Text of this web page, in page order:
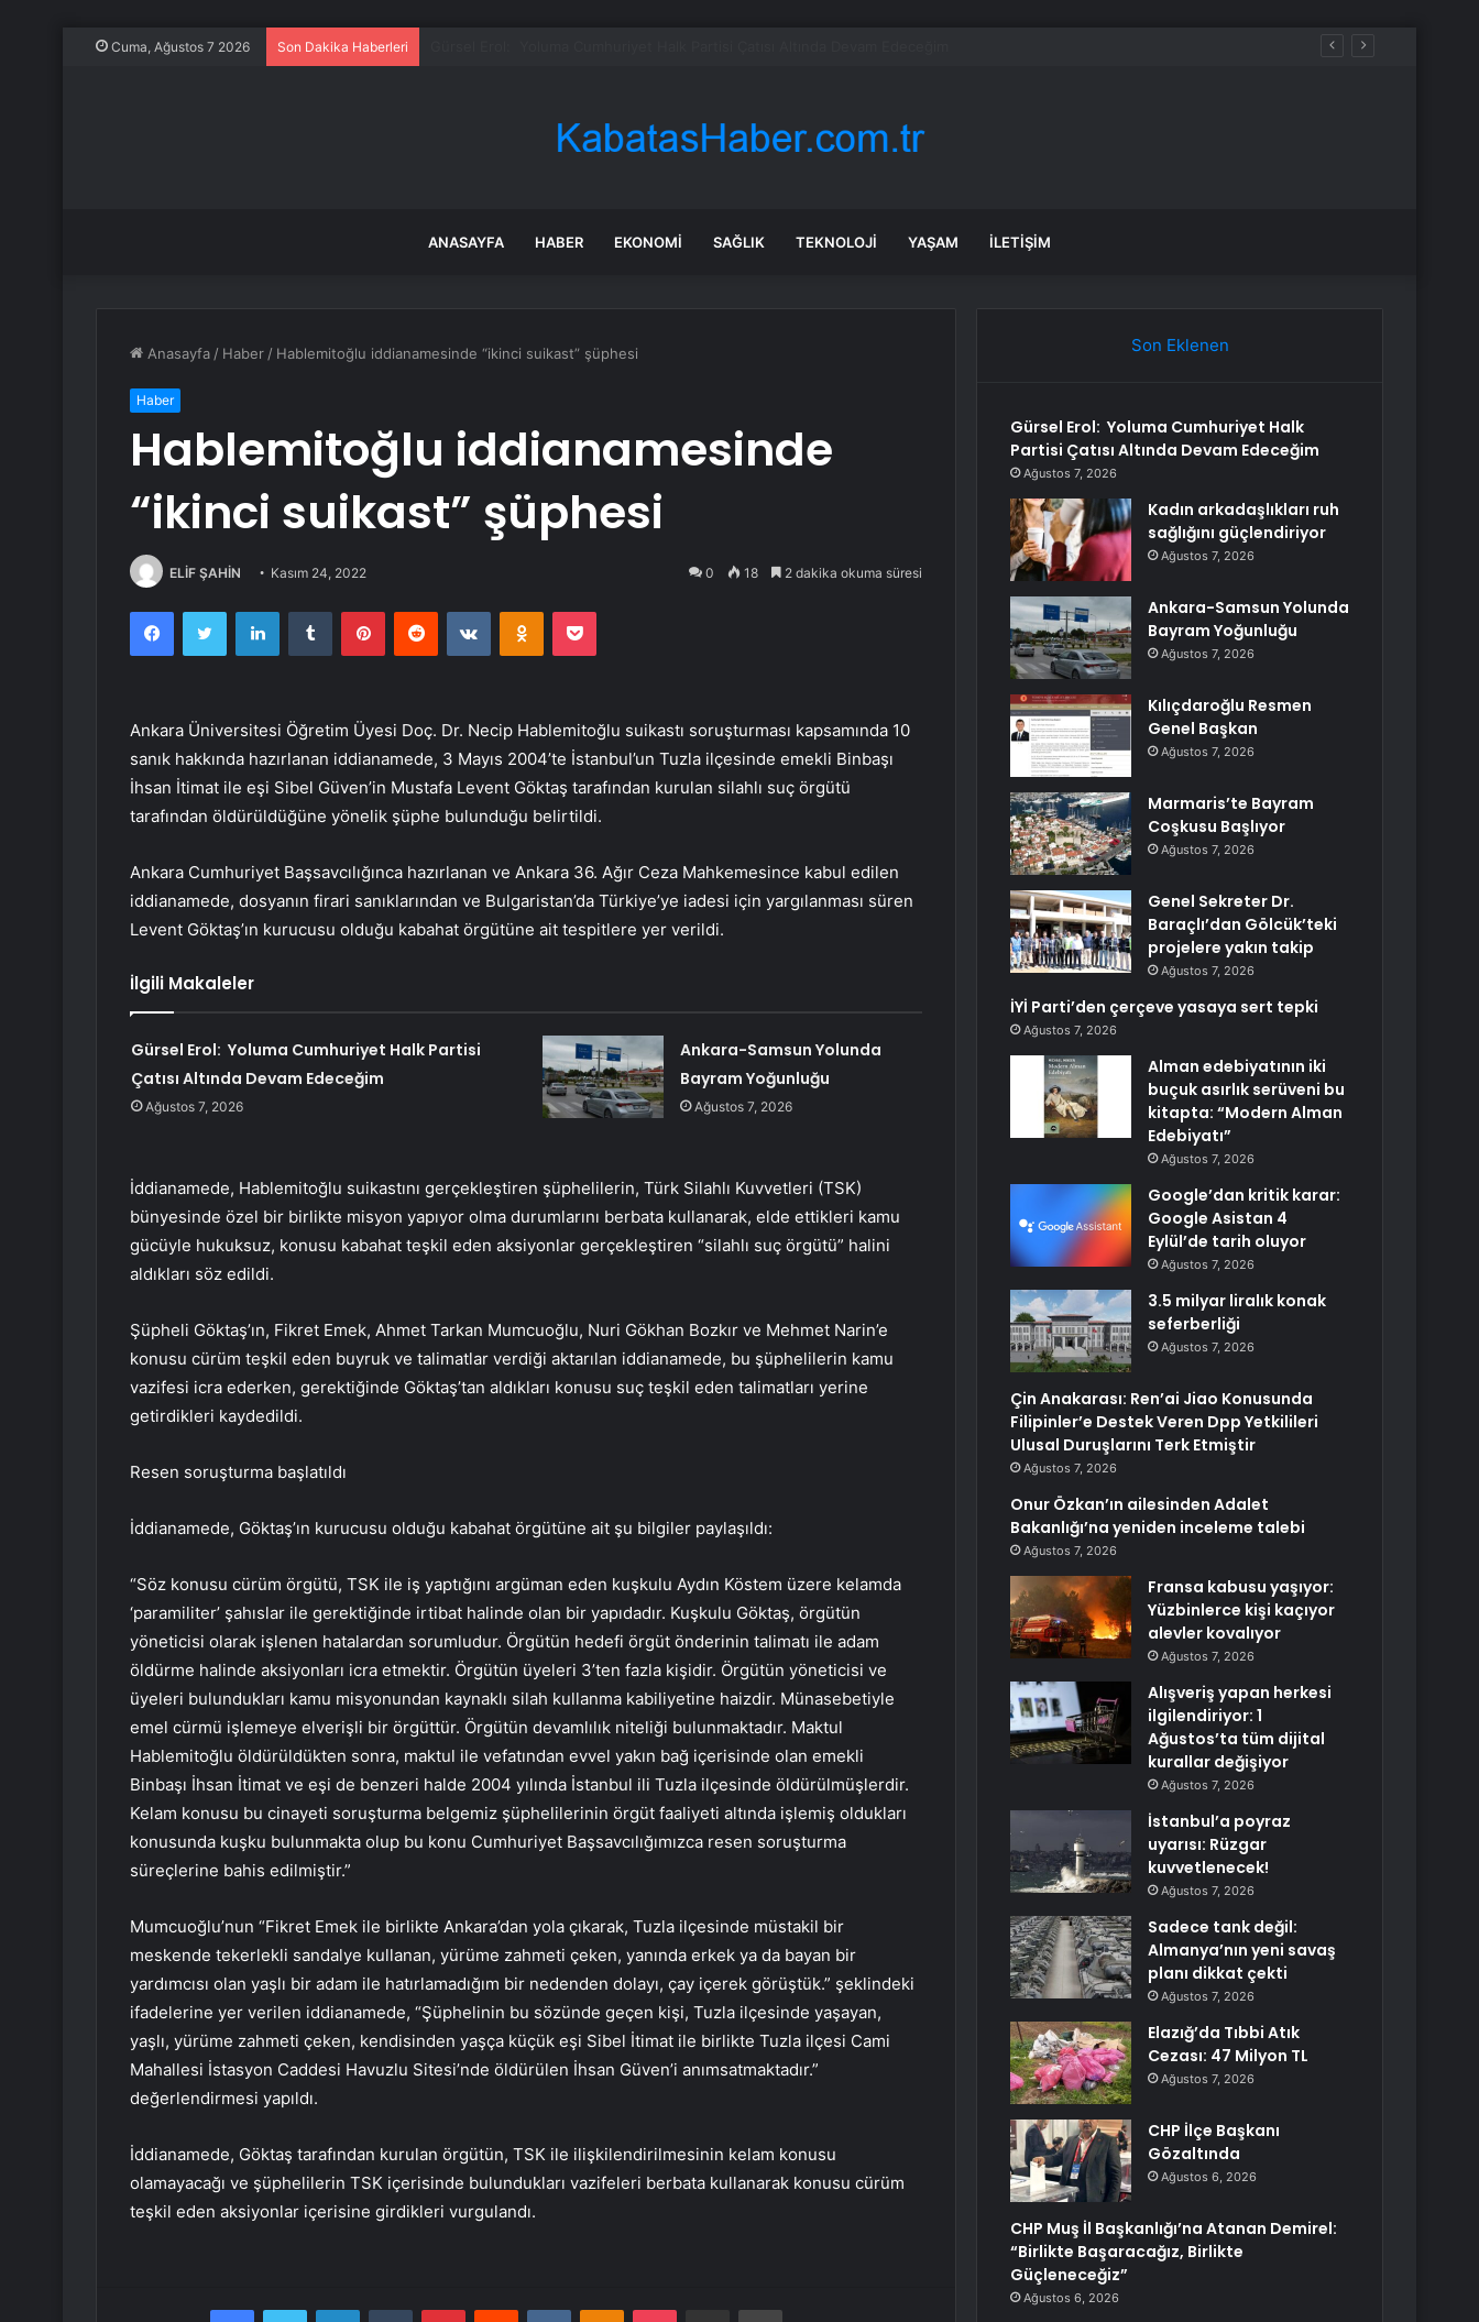
Cuma, Ağustos 7 2026 Son Dakika Haberleri
ANASAYFA HABER EKONOMI SAĞLIK TEKNOLOJI YAŞAM İLETIŞIM
Anasayfa / Haber / Hablemitoğlu iddianamesinde “ikinci suikast” şüphesi
Haber
Hablemitoğlu iddianamesinde
“ikinci suikast” şüphesi
ELİF ŞAHİN Kasım 24, 2022 0 18 2 dakika okuma süresi
FacebookTwitter LinkedInTumblr PinterestReddit VKontakteOdnoklassniki
Pocket
Ankara Üniversitesi Öğretim Üyesi Doç. Dr. Necip Hablemitoğlu suikastı soruşturması kapsamında 10
sanık hakkında hazırlanan iddianamede, 3 Mayıs 2004’te İstanbul’un Tuzla ilçesinde emekli Binbaşı
İhsan İtimat ile eşi Sibel Güven’in Mustafa Levent Göktaş tarafından kurulan silahlı suç örgütü
tarafından öldürüldüğüne yönelik şüphe bulunduğu belirtildi.
Ankara Cumhuriyet Başsavcılığınca hazırlanan ve Ankara 36. Ağır Ceza Mahkemesince kabul edilen
iddianamede, dosyanın firari sanıklarından ve Bulgaristan’da Türkiye’ye iadesi için yargılanması süren
Levent Göktaş’ın kurucusu olduğu kabahat örgütüne ait tespitlere yer verildi.
İlgili Makaleler
Gürsel Erol: Yoluma Cumhuriyet Halk Partisi
Çatısı Altında Devam Edeceğim
Ağustos 7, 2026
Ankara-Samsun Yolunda
Bayram Yoğunluğu
Ağustos 7, 2026
İddianamede, Hablemitoğlu suikastını gerçekleştiren şüphelilerin, Türk Silahlı Kuvvetleri (TSK)
bünyesinde özel bir birlikte misyon yapıyor olma durumlarını berbata kullanarak, elde ettikleri kamu
gücüyle hukuksuz, konusu kabahat teşkil eden aksiyonlar gerçekleştiren “silahlı suç örgütü” halini
aldıkları söz edildi.
Şüpheli Göktaş’ın, Fikret Emek, Ahmet Tarkan Mumcuoğlu, Nuri Gökhan Bozkır ve Mehmet Narin’e
konusu cürüm teşkil eden buyruk ve talimatlar verdiği aktarılan iddianamede, bu şüphelilerin kamu
vazifesi icra ederken, gerektiğinde Göktaş’tan aldıkları konusu suç teşkil eden talimatları yerine
getirdikleri kaydedildi.
Resen soruşturma başlatıldı
İddianamede, Göktaş’ın kurucusu olduğu kabahat örgütüne ait şu bilgiler paylaşıldı:
“Söz konusu cürüm örgütü, TSK ile iş yaptığını argüman eden kuşkulu Aydın Köstem üzere kelamda
‘paramiliter’ şahıslar ile gerektiğinde irtibat halinde olan bir yapıdadır. Kuşkulu Göktaş, örgütün
yöneticisi olarak işlenen hatalardan sorumludur. Örgütün hedefi örgüt önderinin talimatı ile adam
öldürme halinde aksiyonları icra etmektir. Örgütün üyeleri 3’ten fazla kişidir. Örgütün yöneticisi ve
üyeleri bulundukları kamu misyonundan kaynaklı silah kullanma kabiliyetine haizdir. Münasebetiyle
emel cürmü işlemeye elverişli bir örgüttür. Örgütün devamlılık niteliği bulunmaktadır. Maktul
Hablemitoğlu öldürüldükten sonra, maktul ile vefatından evvel yakın bağ içerisinde olan emekli
Binbaşı İhsan İtimat ve eşi de benzeri halde 2004 yılında İstanbul ili Tuzla ilçesinde öldürülmüşlerdir.
Kelam konusu bu cinayeti soruşturma belgemiz şüphelilerinin örgüt faaliyeti altında işlemiş oldukları
konusunda kuşku bulunmakta olup bu konu Cumhuriyet Başsavcılığımızca resen soruşturma
süreçlerine bahis edilmiştir.”
Mumcuoğlu’nun “Fikret Emek ile birlikte Ankara’dan yola çıkarak, Tuzla ilçesinde müstakil bir
meskende tekerlekli sandalye kullanan, yürüme zahmeti çeken, yanında erkek ya da bayan bir
yardımcısı olan yaşlı bir adam ile hatırlamadığım bir nedenden dolayı, çay içerek görüştük.” şeklindeki
ifadelerine yer verilen iddianamede, “Şüphelinin bu sözünde geçen kişi, Tuzla ilçesinde yaşayan,
yaşlı, yürüme zahmeti çeken, kendisinden yaşça küçük eşi Sibel İtimat ile birlikte Tuzla ilçesi Cami
Mahallesi İstasyon Caddesi Havuzlu Sitesi’nde öldürülen İhsan Güven’i anımsatmaktadır.”
değerlendirmesi yapıldı.
İddianamede, Göktaş tarafından kurulan örgütün, TSK ile ilişkilendirilmesinin kelam konusu
olamayacağı ve şüphelilerin TSK içerisinde bulundukları vazifeleri berbata kullanarak konusu cürüm
teşkil eden aksiyonlar içerisine girdikleri vurgulandı.
FacebookTwitter LinkedInTumblr PinterestReddit VKontakteOdnoklassniki
Pocket E-Posta ile paylaş Yazdır
Son Eklenen
Gürsel Erol: Yoluma Cumhuriyet Halk
Partisi Çatısı Altında Devam Edeceğim
Ağustos 7, 2026
Kadın arkadaşlıkları ruh
sağlığını güçlendiriyor
Ağustos 7, 2026
Ankara-Samsun Yolunda
Bayram Yoğunluğu
Ağustos 7, 2026
Kılıçdaroğlu Resmen
Genel Başkan
Ağustos 7, 2026
Marmaris’te Bayram
Coşkusu Başlıyor
Ağustos 7, 2026
Genel Sekreter Dr.
Baraçlı’dan Gölcük’teki
projelere yakın takip
Ağustos 7, 2026
İYİ Parti’den çerçeve yasaya sert tepki
Ağustos 7, 2026
Alman edebiyatının iki
buçuk asırlık serüveni bu
kitapta: “Modern Alman
Edebiyatı”
Ağustos 7, 2026
Google’dan kritik karar:
Google Asistan 4
Eylül’de tarih oluyor
Ağustos 7, 2026
3.5 milyar liralık konak
seferberliği
Ağustos 7, 2026
Çin Anakarası: Ren’ai Jiao Konusunda
Filipinler’e Destek Veren Dpp Yetkilileri
Ulusal Duruşlarını Terk Etmiştir
Ağustos 7, 2026
Onur Özkan’ın ailesinden Adalet
Bakanlığı’na yeniden inceleme talebi
Ağustos 7, 2026
Fransa kabusu yaşıyor:
Yüzbinlerce kişi kaçıyor
alevler kovalıyor
Ağustos 7, 2026
Alışveriş yapan herkesi
ilgilendiriyor: 1
Ağustos’ta tüm dijital
kurallar değişiyor
Ağustos 7, 2026
İstanbul’a poyraz
uyarısı: Rüzgar
kuvvetlenecek!
Ağustos 7, 2026
Sadece tank değil:
Almanya’nın yeni savaş
planı dikkat çekti
Ağustos 7, 2026
Elazığ’da Tıbbi Atık
Cezası: 47 Milyon TL
Ağustos 7, 2026
CHP İlçe Başkanı
Gözaltında
Ağustos 6, 2026
CHP Muş İl Başkanlığı’na Atanan Demirel:
“Birlikte Başaracağız, Birlikte
Güçleneceğiz”
Ağustos 6, 2026